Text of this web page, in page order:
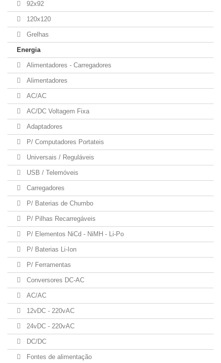
92x92
120x120
Grelhas
Energia
Alimentadores - Carregadores
Alimentadores
AC/AC
AC/DC Voltagem Fixa
Adaptadores
P/ Computadores Portateis
Universais / Reguláveis
USB / Telemóveis
Carregadores
P/ Baterias de Chumbo
P/ Pilhas Recarregáveis
P/ Elementos NiCd - NiMH - Li-Po
P/ Baterias Li-Ion
P/ Ferramentas
Conversores DC-AC
AC/AC
12vDC - 220vAC
24vDC - 220vAC
DC/DC
Fontes de alimentação